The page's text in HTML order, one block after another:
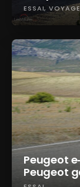
ESSAI VOYAGE
Peugeot
Peugeot